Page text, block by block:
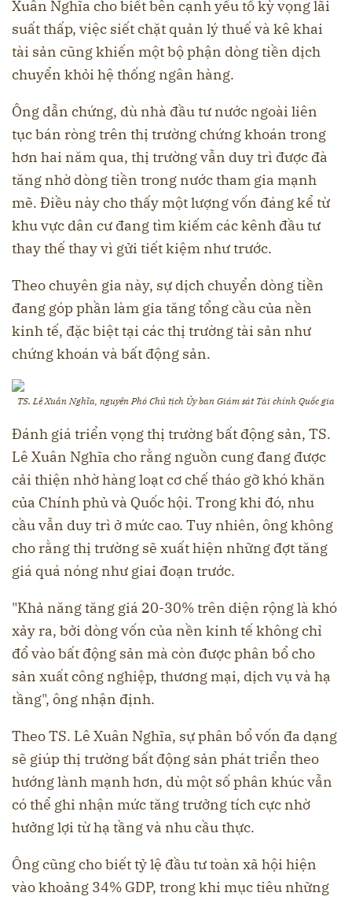
Xuân Nghĩa cho biết bên cạnh yếu tố kỳ vọng lãi
suất thấp, việc siết chặt quản lý thuế và kê khai
tài sản cũng khiến một bộ phận dòng tiền dịch
chuyển khỏi hệ thống ngân hàng.
Ông dẫn chứng, dù nhà đầu tư nước ngoài liên
tục bán ròng trên thị trường chứng khoán trong
hơn hai năm qua, thị trường vẫn duy trì được đà
tăng nhờ dòng tiền trong nước tham gia mạnh
mẽ. Điều này cho thấy một lượng vốn đáng kể từ
khu vực dân cư đang tìm kiếm các kênh đầu tư
thay thế thay vì gửi tiết kiệm như trước.
Theo chuyên gia này, sự dịch chuyển dòng tiền
đang góp phần làm gia tăng tổng cầu của nền
kinh tế, đặc biệt tại các thị trường tài sản như
chứng khoán và bất động sản.
TS. Lê Xuân Nghĩa, nguyên Phó Chủ tịch Ủy ban Giám sát Tài chính Quốc gia
Đánh giá triển vọng thị trường bất động sản, TS.
Lê Xuân Nghĩa cho rằng nguồn cung đang được
cải thiện nhờ hàng loạt cơ chế tháo gỡ khó khăn
của Chính phủ và Quốc hội. Trong khi đó, nhu
cầu vẫn duy trì ở mức cao. Tuy nhiên, ông không
cho rằng thị trường sẽ xuất hiện những đợt tăng
giá quá nóng như giai đoạn trước.
"Khả năng tăng giá 20-30% trên diện rộng là khó
xảy ra, bởi dòng vốn của nền kinh tế không chỉ
đổ vào bất động sản mà còn được phân bổ cho
sản xuất công nghiệp, thương mại, dịch vụ và hạ
tầng", ông nhận định.
Theo TS. Lê Xuân Nghĩa, sự phân bổ vốn đa dạng
sẽ giúp thị trường bất động sản phát triển theo
hướng lành mạnh hơn, dù một số phân khúc vẫn
có thể ghi nhận mức tăng trưởng tích cực nhờ
hưởng lợi từ hạ tầng và nhu cầu thực.
Ông cũng cho biết tỷ lệ đầu tư toàn xã hội hiện
vào khoảng 34% GDP, trong khi mục tiêu những